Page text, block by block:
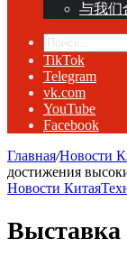
与我们
TikTok
Telegram
vk.com
YouTube
Facebook
Главная/Новости
достижения
Новости Китая
Выставка